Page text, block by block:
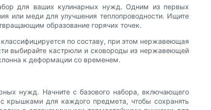
для ваших кулинарных нужд. Одним из первых
или меди для улучшения теплопроводности. Ищите
образование горячих точек.
по составу, при этом нержавеющая
выбирайте кастрюли и сковороды из нержавеющей
к деформации со временем.
нужд. Начните с базового набора, включающего
крышками для каждого предмета, чтобы сохранять